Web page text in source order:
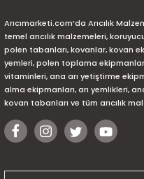
Arıcımarketi.com’da Arıcılık
temel arıcılık malzemeleri,
polen tabanları, kovanlar, kovan
yemleri, polen toplama ekipmanları,
vitaminleri, ana arı yetiştirme
alma ekipmanları, arı yemlikleri,
kovan tabanları ve tüm arıcılık